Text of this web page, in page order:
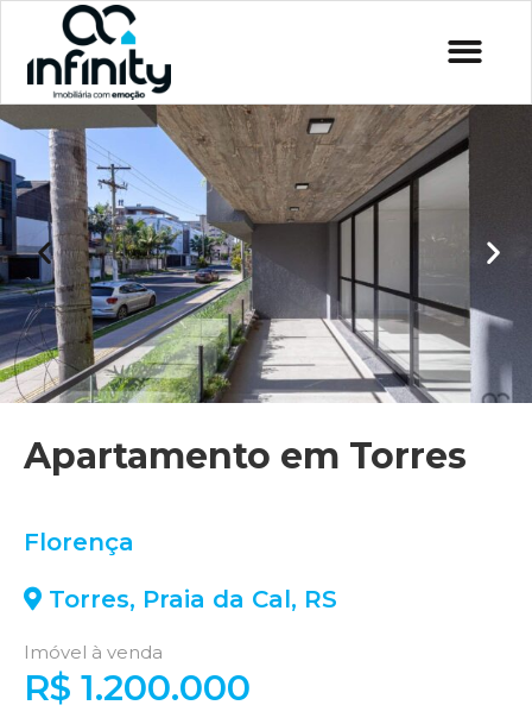
Apartamento em Torres
Florença
Torres, Praia da Cal, RS
Imóvel à venda
R$ 1.200.000